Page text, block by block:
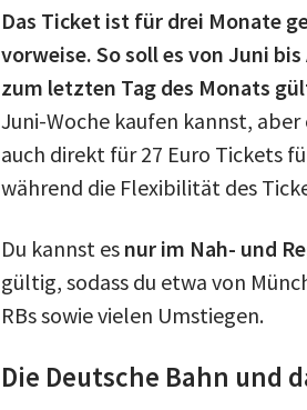
Das Ticket ist für drei Monate
vorweise. So soll es von Juni
zum letzten Tag des Monats
Juni-Woche kaufen kannst,
auch direkt für 27 Euro Tickets
während die Flexibilität des
Du kannst es nur im Nah- und
gültig, sodass du etwa von
RBs sowie vielen Umstiegen.
Die Deutsche Bahn und